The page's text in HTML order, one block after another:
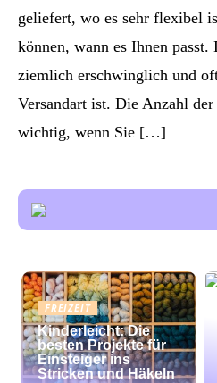
geliefert, wo es sehr flexibel
können, wann es Ihnen passt.
ziemlich erschwinglich und
Versandart ist. Die Anzahl
wichtig, wenn Sie […]
FREIZEIT
Kinderleicht: Die
besten Projekte für
Einsteiger ins
Stricken und Häkeln